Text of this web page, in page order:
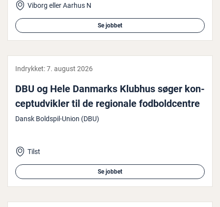
Viborg eller Aarhus N
Se jobbet
Indrykket:7. august 2026
DBU og Hele Danmarks Klubhus søger kon­
cep­t­ud­vik­ler til de regionale fod­bold­cen­tre
Dansk Boldspil-Union (DBU)
Tilst
Se jobbet